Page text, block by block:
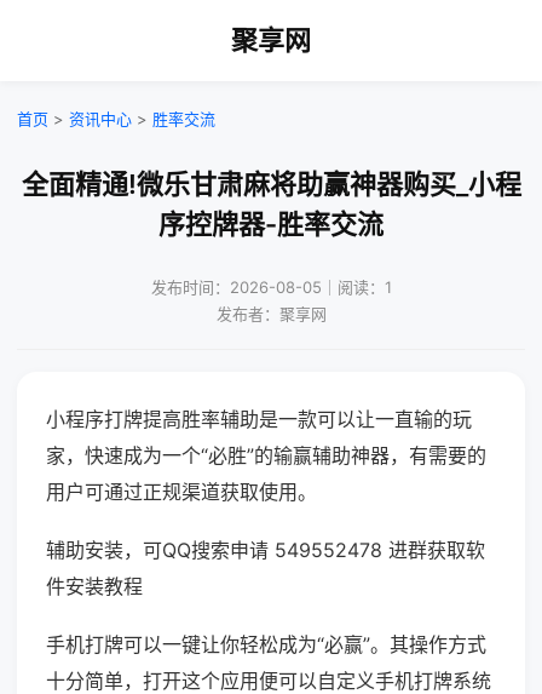
聚享网
首页 > 资讯中心 > 胜率交流
全面精通!微乐甘肃麻将助赢神器购买_小程
序控牌器-胜率交流
发布时间：2026-08-05｜阅读：1
发布者：聚享网
小程序打牌提高胜率辅助是一款可以让一直输的玩
家，快速成为一个“必胜”的输赢辅助神器，有需要的
用户可通过正规渠道获取使用。
辅助安装，可QQ搜索申请 549552478 进群获取软
件安装教程
手机打牌可以一键让你轻松成为“必赢”。其操作方式
十分简单，打开这个应用便可以自定义手机打牌系统